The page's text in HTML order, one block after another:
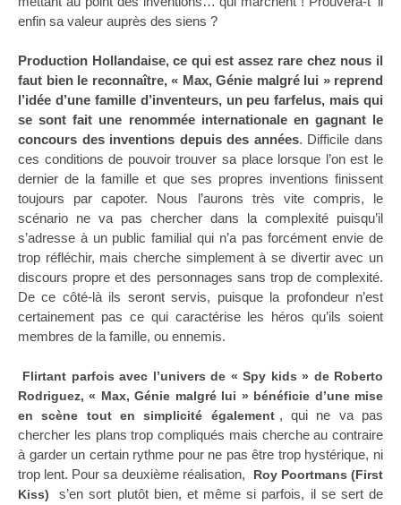
enfin sa valeur auprès des siens ?
Production Hollandaise, ce qui est assez rare chez nous il
faut bien le reconnaître, « Max, Génie malgré lui » reprend
l’idée d’une famille d’inventeurs, un peu farfelus, mais qui
se sont fait une renommée internationale en gagnant le
concours des inventions depuis des années. Difficile dans
ces conditions de pouvoir trouver sa place lorsque l’on est le
dernier de la famille et que ses propres inventions finissent
toujours par capoter. Nous l’aurons très vite compris, le
scénario ne va pas chercher dans la complexité puisqu’il
s’adresse à un public familial qui n’a pas forcément envie de
trop réfléchir, mais cherche simplement à se divertir avec un
discours propre et des personnages sans trop de complexité.
De ce côté-là ils seront servis, puisque la profondeur n’est
certainement pas ce qui caractérise les héros qu’ils soient
membres de la famille, ou ennemis.
Flirtant parfois avec l’univers de « Spy kids » de Roberto
Rodriguez, « Max, Génie malgré lui » bénéficie d’une mise
en scène tout en simplicité également , qui ne va pas
chercher les plans trop compliqués mais cherche au contraire
à garder un certain rythme pour ne pas être trop hystérique, ni
trop lent. Pour sa deuxième réalisation,
Roy Poortmans (First
Kiss)
s’en sort plutôt bien, et même si parfois, il se sert de